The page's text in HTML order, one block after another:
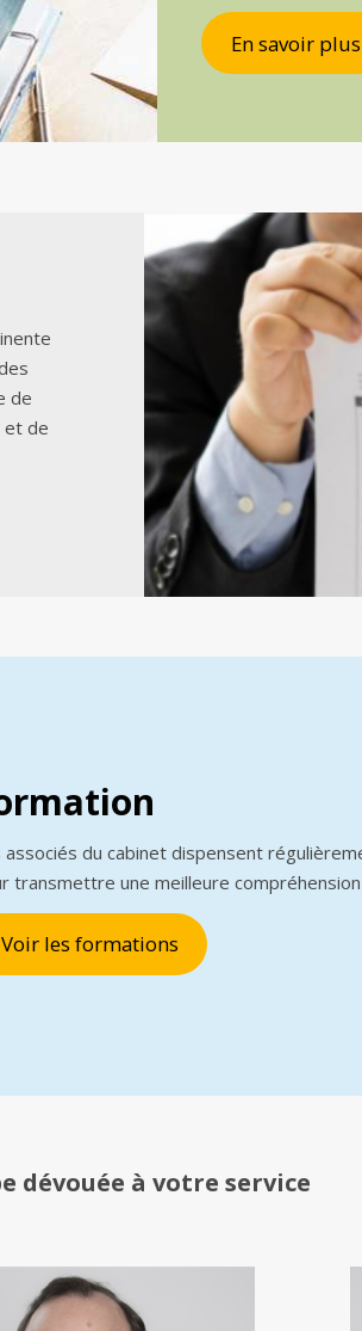
En savoir plus
de
et de
associés du cabinet dispensent
transmettre une meilleure
Voir les formations
dévouée à votre service